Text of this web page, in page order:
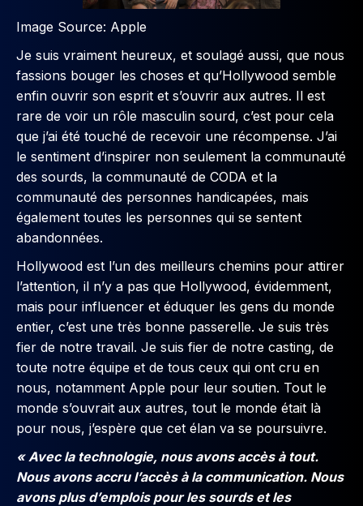
Image Source: Apple
Je suis vraiment heureux, et soulagé aussi, que nous
fassions bouger les choses et qu’Hollywood semble
enfin ouvrir son esprit et s’ouvrir aux autres. Il est
rare de voir un rôle masculin sourd, c’est pour cela
que j’ai été touché de recevoir une récompense. J’ai
le sentiment d’inspirer non seulement la communauté
des sourds, la communauté de CODA et la
communauté des personnes handicapées, mais
également toutes les personnes qui se sentent
abandonnées.
Hollywood est l’un des meilleurs chemins pour attirer
l’attention, il n’y a pas que Hollywood, évidemment,
mais pour influencer et éduquer les gens du monde
entier, c’est une très bonne passerelle. Je suis très
fier de notre travail. Je suis fier de notre casting, de
toute notre équipe et de tous ceux qui ont cru en
nous, notamment Apple pour leur soutien. Tout le
monde s’ouvrait aux autres, tout le monde était là
pour nous, j’espère que cet élan va se poursuivre.
« Avec la technologie, nous avons accès à tout.
Nous avons accru l’accès à la communication. Nous
avons plus d’emplois pour les sourds et les